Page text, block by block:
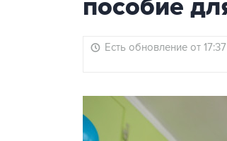
пособие
Есть обновление от 17:37